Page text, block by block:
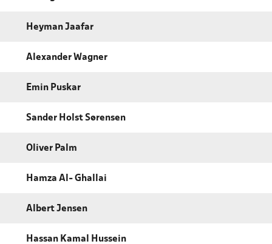
Heyman Jaafar
Alexander Wagner
Emin Puskar
Sander Holst Sørensen
Oliver Palm
Hamza Al- Ghallai
Albert Jensen
Hassan Kamal Hussein